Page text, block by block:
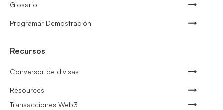
Glosario
Programar Demostración
Recursos
Conversor de divisas
Resources
Transacciones Web3